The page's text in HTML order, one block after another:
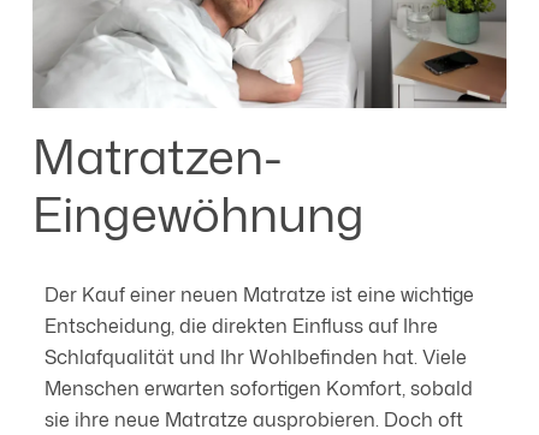
Matratzen-
Eingewöhnung
Der Kauf einer neuen Matratze ist eine wichtige
Entscheidung, die direkten Einfluss auf Ihre
Schlafqualität und Ihr Wohlbefinden hat. Viele
Menschen erwarten sofortigen Komfort, sobald
sie ihre neue Matratze ausprobieren. Doch oft